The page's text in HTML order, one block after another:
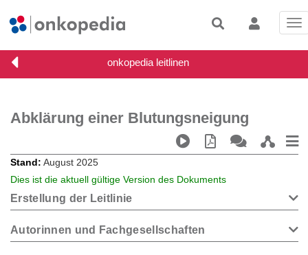
Abklärung einer Blutungsneigung
Stand August 2025
Dies ist die aktuell gültige Version des Dokuments
Erstellung der Leitlinie
Autorinnen und Fachgesellschaften